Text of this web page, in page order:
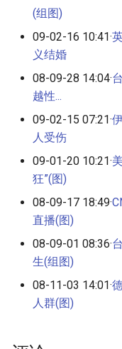
(组图)
09-02-16 10:41·
义结婚
08-09-28 14:04·
越性...
09-02-15 07:21·
人受伤
09-01-20 10:21·
狂”(图)
08-09-17 18:49·
直播(图)
08-09-01 08:36·
生(组图)
08-11-03 14:01·
人群(图)